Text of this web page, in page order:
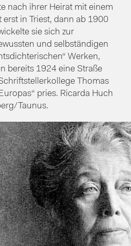
nach ihrer Heirat mit einem
in Triest, dann ab 1900
sie sich zur
und selbständigen
Werken,
bereits 1924 eine Straße
Thomas
pries. Ricarda Huch
Taunus.